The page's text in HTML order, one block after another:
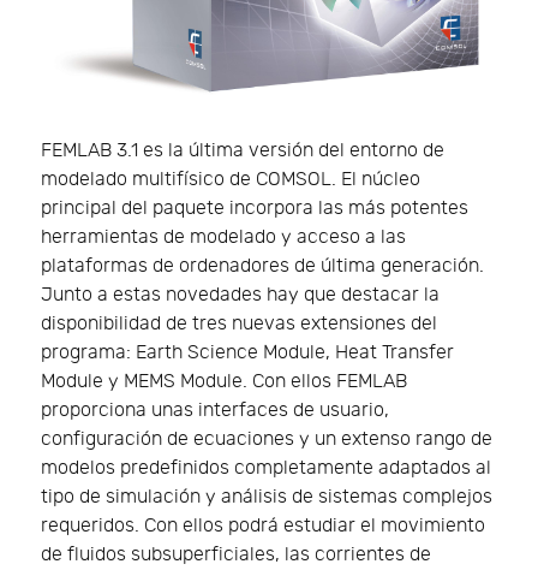
FEMLAB 3.1 es la última versión del entorno de
modelado multifísico de COMSOL. El núcleo
principal del paquete incorpora las más potentes
herramientas de modelado y acceso a las
plataformas de ordenadores de última generación.
Junto a estas novedades hay que destacar la
disponibilidad de tres nuevas extensiones del
programa: Earth Science Module, Heat Transfer
Module y MEMS Module. Con ellos FEMLAB
proporciona unas interfaces de usuario,
configuración de ecuaciones y un extenso rango de
modelos predefinidos completamente adaptados al
tipo de simulación y análisis de sistemas complejos
requeridos. Con ellos podrá estudiar el movimiento
de fluidos subsuperficiales, las corrientes de